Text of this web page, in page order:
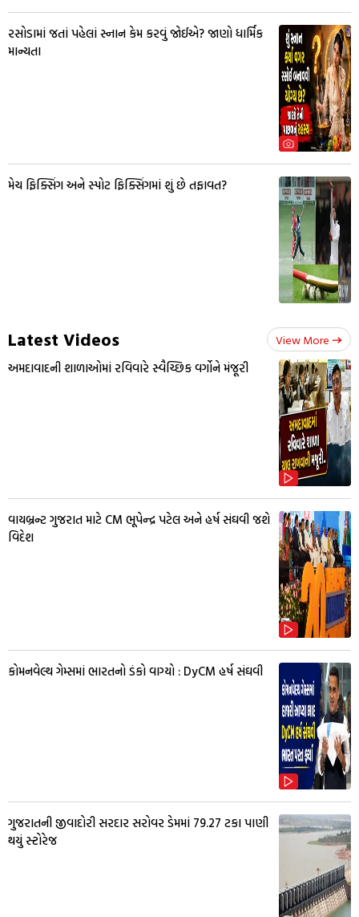
રસોડામાં જતાં પહેલાં સ્નાન કેમ કરવું જોઈએ? જાણો ધાર્મિક
માન્યતા
મેચ ફિક્સિંગ અને સ્પોટ ફિક્સિંગમાં શું છે તફાવત?
Latest Videos View More
અમદાવાદની શાળાઓમાં રવિવારે સ્વૈચ્છિક વર્ગોને મંજૂરી
વાયબ્રન્ટ ગુજરાત માટે CM ભૂપેન્દ્ર પટેલ અને હર્ષ સંઘવી જશે
વિદેશ
કોમનવેલ્થ ગેમ્સમાં ભારતનો ડંકો વાગ્યો : DyCM હર્ષ સંઘવી
ગુજરાતની જીવાદોરી સરદાર સરોવર ડેમમાં 79.27 ટકા પાણી
થયું સ્ટોરેજ